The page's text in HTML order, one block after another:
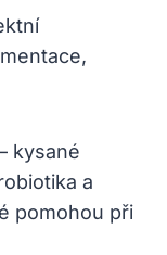
kysané
a
pomohou při